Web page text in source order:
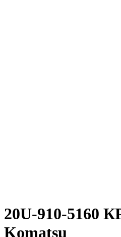
20U-910-
Komatsu